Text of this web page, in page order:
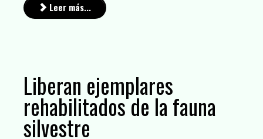
Leer más...
Liberan ejemplares
rehabilitados de la fauna
silvestre